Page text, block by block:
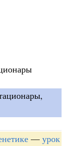
— урок